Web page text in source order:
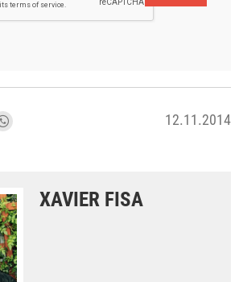
12.11.2014
XAVIER FISA